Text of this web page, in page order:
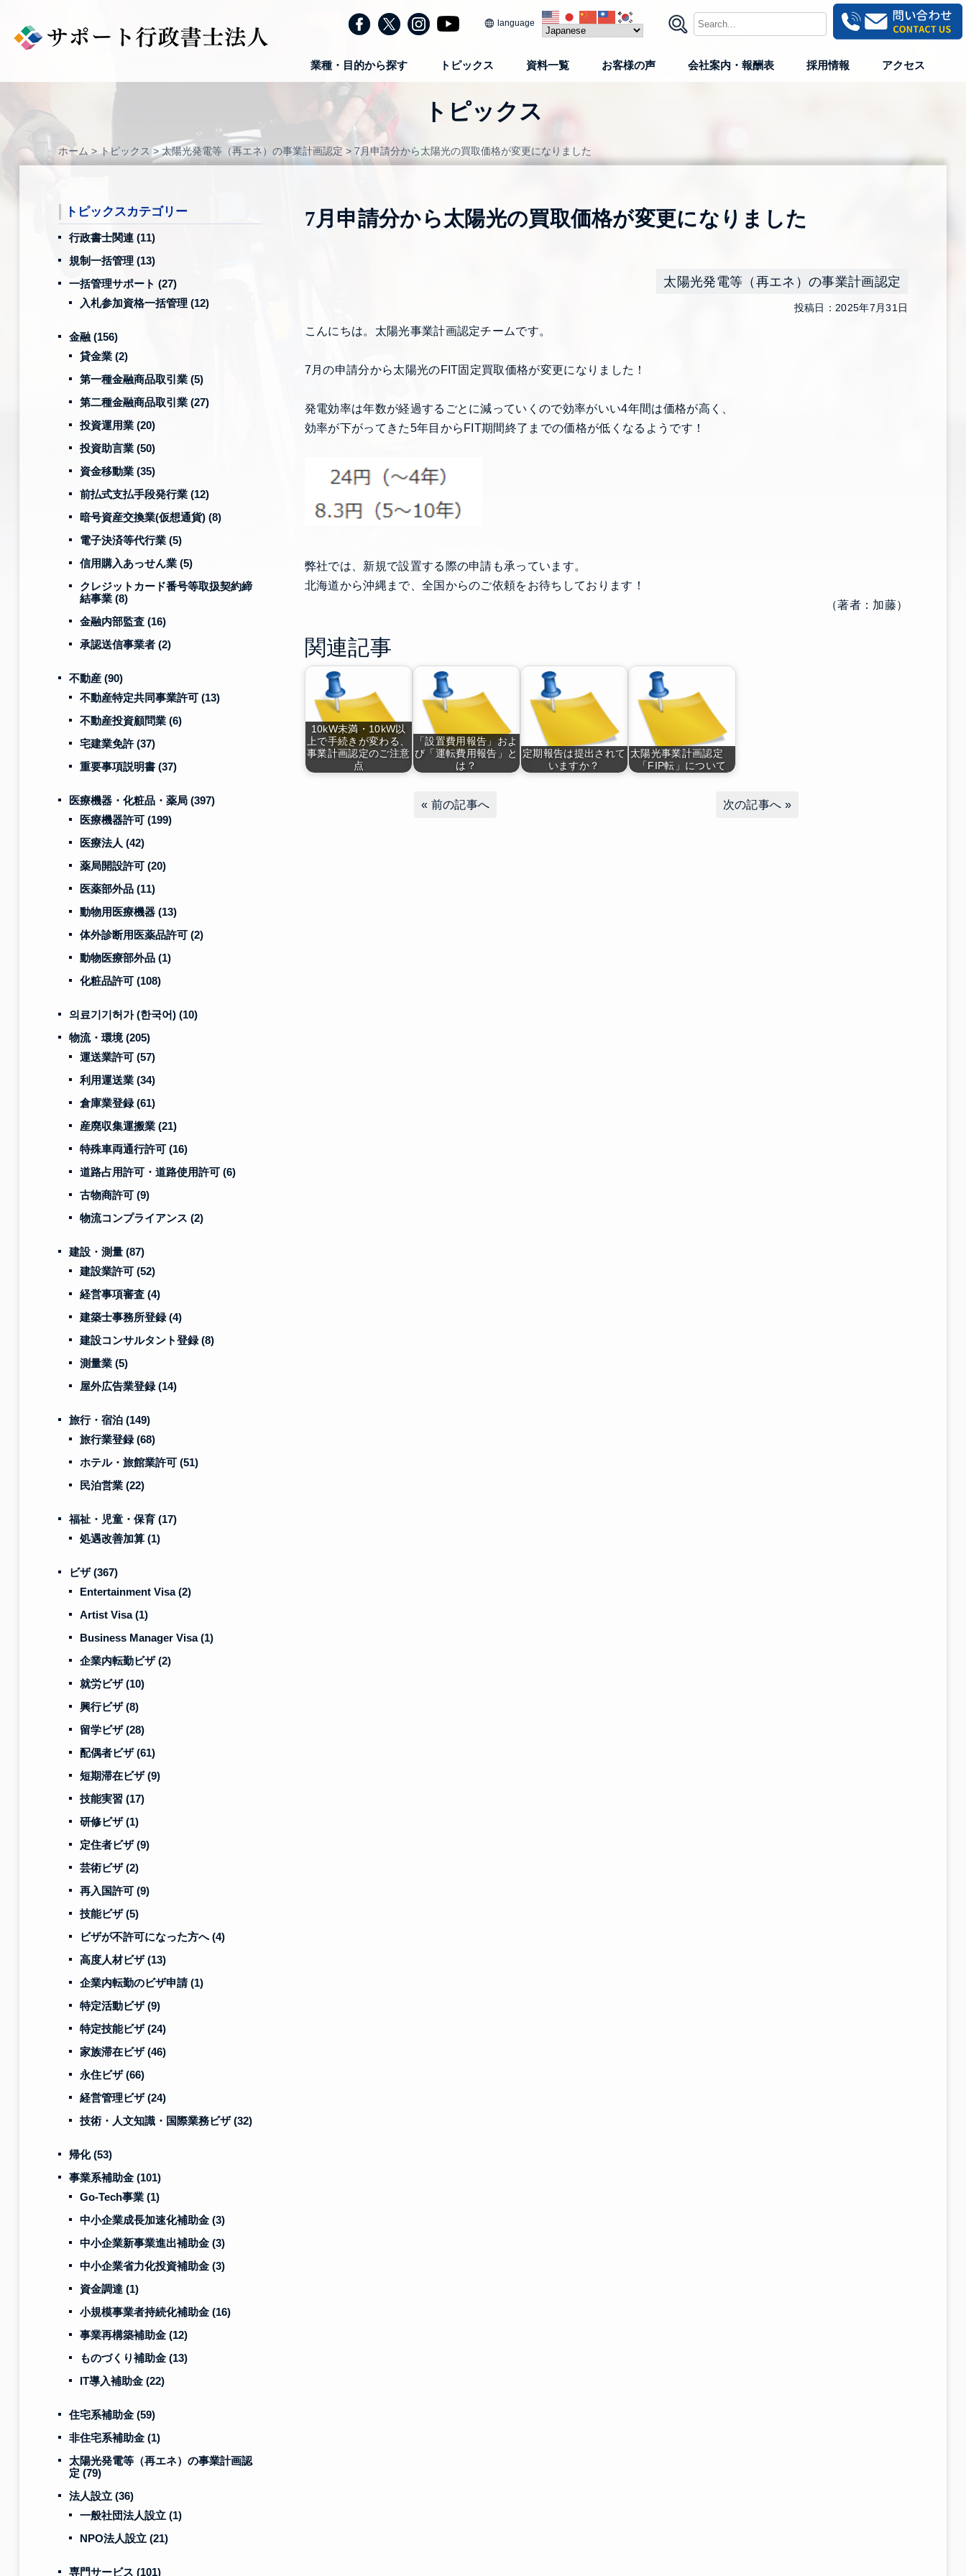
content
language
業種・目的から探す トピックス 資料一覧 お客様の声 会社案内・報酬表 採用情報 アクセス
トピックス
ホーム > トピックス > 太陽光発電等（再エネ）の事業計画認定 > 7月申請分から太陽光の買取価格が変更になりました
7月申請分から太陽光の買取価格が変更になりました
投稿日：2025年7月31日
太陽光発電等（再エネ）の事業計画認定
こんにちは。太陽光事業計画認定チームです。
7月の申請分から太陽光のFIT固定買取価格が変更になりました！
発電効率は年数が経過するごとに減っていくので効率がいい4年間は価格が高く、
効率が下がってきた5年目からFIT期間終了までの価格が低くなるようです！
弊社では、新規で設置する際の申請も承っています。
北海道から沖縄まで、全国からのご依頼をお待ちしております！
（著者：加藤）
関連記事
10kW未満・10kW以
上で手続きが変わる、
事業計画認定のご注意
点
「設置費用報告」およ
び「運転費用報告」と
は？
定期報告は提出されて
いますか？
太陽光事業計画認定
「FIP転」について
« 前の記事へ 次の記事へ »
トピックスカテゴリー
行政書士関連 (11)
規制一括管理 (13)
一括管理サポート (27)
入札参加資格一括管理 (12)
金融 (156)
貸金業 (2)
第一種金融商品取引業 (5)
第二種金融商品取引業 (27)
投資運用業 (20)
投資助言業 (50)
資金移動業 (35)
前払式支払手段発行業 (12)
暗号資産交換業(仮想通貨) (8)
電子決済等代行業 (5)
信用購入あっせん業 (5)
クレジットカード番号等取扱契約締
結事業 (8)
金融内部監査 (16)
承認送信事業者 (2)
不動産 (90)
不動産特定共同事業許可 (13)
不動産投資顧問業 (6)
宅建業免許(37)
重要事項説明書 (37)
医療機器・化粧品・薬局 (397)
医療機器許可 (199)
医療法人 (42)
薬局開設許可 (20)
医薬部外品 (11)
動物用医療機器 (13)
体外診断用医薬品許可 (2)
動物医療部外品 (1)
化粧品許可 (108)
의료기기허가 (한국어) (10)
物流・環境(205)
運送業許可 (57)
利用運送業 (34)
倉庫業登録(61)
産廃収集運搬業 (21)
特殊車両通行許可 (16)
道路占用許可・道路使用許可 (6)
古物商許可 (9)
物流コンプライアンス (2)
建設・測量 (87)
建設業許可 (52)
経営事項審査 (4)
建築士事務所登録(4)
建設コンサルタント登録(8)
測量業 (5)
屋外広告業登録(14)
旅行・宿泊 (149)
旅行業登録(68)
ホテル・旅館業許可 (51)
民泊営業 (22)
福祉・児童・保育 (17)
処遇改善加算 (1)
ビザ(367)
Entertainment Visa(2)
Artist Visa(1)
Business Manager Visa(1)
企業内転勤ビザ(2)
就労ビザ(10)
興行ビザ(8)
留学ビザ(28)
配偶者ビザ(61)
短期滞在ビザ(9)
技能実習 (17)
研修ビザ(1)
定住者ビザ(9)
芸術ビザ(2)
再入国許可 (9)
技能ビザ(5)
ビザが不許可になった方へ(4)
高度人材ビザ(13)
企業内転勤のビザ申請 (1)
特定活動ビザ(9)
特定技能ビザ(24)
家族滞在ビザ(46)
永住ビザ(66)
経営管理ビザ(24)
技術・人文知識・国際業務ビザ(32)
帰化(53)
事業系補助金 (101)
Go-Tech事業 (1)
中小企業成長加速化補助金 (3)
中小企業新事業進出補助金 (3)
中小企業省力化投資補助金 (3)
資金調達 (1)
小規模事業者持続化補助金 (16)
事業再構築補助金 (12)
ものづくり補助金 (13)
IT導入補助金 (22)
住宅系補助金 (59)
非住宅系補助金 (1)
太陽光発電等（再エネ）の事業計画認
定 (79)
法人設立 (36)
一般社団法人設立 (1)
NPO法人設立 (21)
専門サービス (101)